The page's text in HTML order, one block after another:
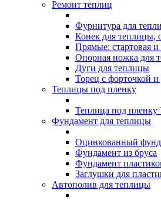
Ремонт теплиц
Фурнитура для
Конек для теплицы,
Прямые: стартовая
Опорная ножка для
Дуги для теплицы
Торец с форточкой
Теплицы под пленку
Теплица под
Фундамент для теплицы
Оцинкованный
Фундамент из бруса
Фундамент
Заглушки для
Автополив для теплицы